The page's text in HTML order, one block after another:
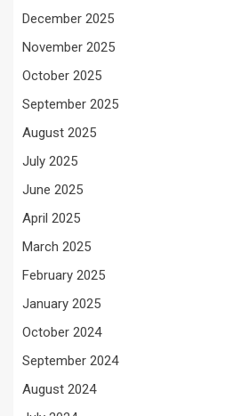
December 2025
November 2025
October 2025
September 2025
August 2025
July 2025
June 2025
April 2025
March 2025
February 2025
January 2025
October 2024
September 2024
August 2024